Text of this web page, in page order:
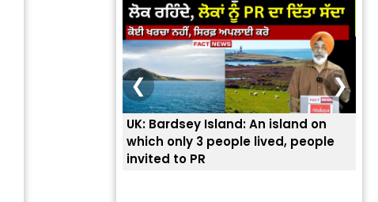
UK: Bardsey Island: An island on
which only 3 people lived, people
invited to PR
❮ ❯